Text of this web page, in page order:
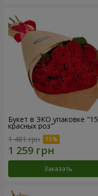
Букет в ЭКО упаковке "15
красных роз"
1 481 грн
Заказать